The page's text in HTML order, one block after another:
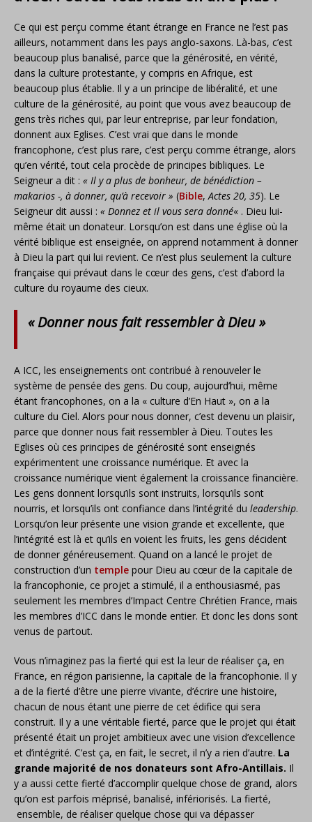
Ce qui est perçu comme étant étrange en France ne l’est pas
ailleurs, notamment dans les pays anglo-saxons. Là-bas, c’est
beaucoup plus banalisé, parce que la générosité, en vérité,
dans la culture protestante, y compris en Afrique, est
beaucoup plus établie. Il y a un principe de libéralité, et une
culture de la générosité, au point que vous avez beaucoup de
gens très riches qui, par leur entreprise, par leur fondation,
donnent aux Eglises. C’est vrai que dans le monde
francophone, c’est plus rare, c’est perçu comme étrange, alors
qu’en vérité, tout cela procède de principes bibliques. Le
Seigneur a dit : « Il y a plus de bonheur, de bénédiction –
makarios -, à donner, qu’à recevoir » (Bible,Actes 20, 35). Le
Seigneur dit aussi : « Donnez et il vous sera donné« . Dieu lui-
même était un donateur. Lorsqu’on est dans une église où la
vérité biblique est enseignée, on apprend notamment à donner
à Dieu la part qui lui revient. Ce n’est plus seulement la culture
française qui prévaut dans le cœur des gens, c’est d’abord la
culture du royaume des cieux.
« Donner nous fait ressembler à Dieu »
A ICC, les enseignements ont contribué à renouveler le
système de pensée des gens. Du coup, aujourd’hui, même
étant francophones, on a la « culture d’En Haut », on a la
culture du Ciel. Alors pour nous donner, c’est devenu un plaisir,
parce que donner nous fait ressembler à Dieu. Toutes les
Eglises où ces principes de générosité sont enseignés
expérimentent une croissance numérique. Et avec la
croissance numérique vient également la croissance financière.
Les gens donnent lorsqu’ils sont instruits, lorsqu’ils sont
nourris, et lorsqu’ils ont confiance dans l’intégrité du leadership.
Lorsqu’on leur présente une vision grande et excellente, que
l’intégrité est là et qu’ils en voient les fruits, les gens décident
de donner généreusement. Quand on a lancé le projet de
construction d’un temple pour Dieu au cœur de la capitale de
la francophonie, ce projet a stimulé, il a enthousiasmé, pas
seulement les membres d’Impact Centre Chrétien France, mais
les membres d’ICC dans le monde entier. Et donc les dons sont
venus de partout.
Vous n’imaginez pas la fierté qui est la leur de réaliser ça, en
France, en région parisienne, la capitale de la francophonie. Il y
a de la fierté d’être une pierre vivante, d’écrire une histoire,
chacun de nous étant une pierre de cet édifice qui sera
construit. Il y a une véritable fierté, parce que le projet qui était
présenté était un projet ambitieux avec une vision d’excellence
et d’intégrité. C’est ça, en fait, le secret, il n’y a rien d’autre. La
grande majorité de nos donateurs sont Afro-Antillais. Il
y a aussi cette fierté d’accomplir quelque chose de grand, alors
qu’on est parfois méprisé, banalisé, infériorisés. La fierté,
ensemble, de réaliser quelque chose qui va dépasser